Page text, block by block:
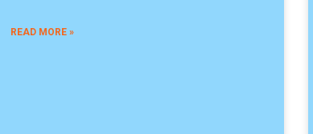
READ MORE »